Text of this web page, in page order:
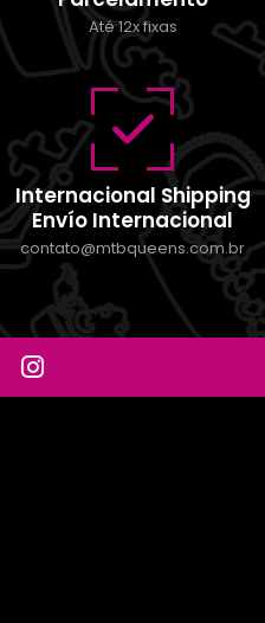
Até 12x fixas
Internacional Shipping
Envío Internacional
contato@mtbqueens.com.br